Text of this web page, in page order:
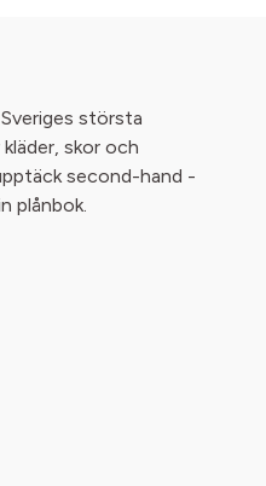
största
skor och
second-hand -
plånbok.